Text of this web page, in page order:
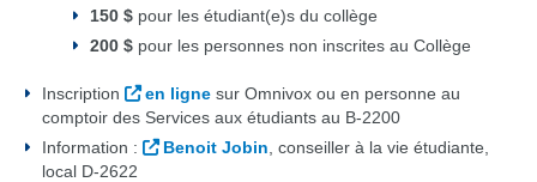
150 $ pour les étudiant(e)s du collège
200 $ pour les personnes non inscrites au Collège
Inscription en ligne sur Omnivox ou en personne au
comptoir des Services aux étudiants au B-2200
Information :
Benoit Jobin , conseiller à la vie étudiante,
local D-2622